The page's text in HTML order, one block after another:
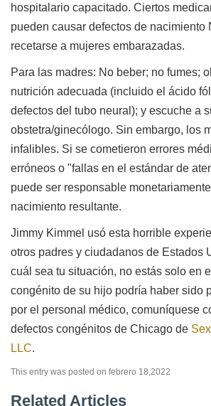
hospitalario capacitado. Ciertos
pueden causar defectos de nacimiento
recetarse a mujeres embarazadas.
Para las madres: No beber; no fumes;
nutrición adecuada (incluido el ácido
defectos del tubo neural); y escuche a
obstetra/ginecólogo. Sin embargo, los
infalibles. Si se cometieron errores
erróneos o "fallas en el estándar de
puede ser responsable
nacimiento resultante.
Jimmy Kimmel usó esta horrible
otros padres y ciudadanos de Estados
cuál sea tu situación, no estás solo en
congénito de su hijo podría haber sido
por el personal médico, comuníquese
defectos congénitos de Chicago de
LLC.
This entry was posted on febrero 18,2022
Related Articles